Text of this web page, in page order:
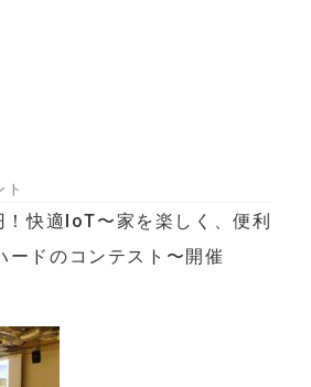
快適IoT〜家を楽しく、便利
ードのコンテスト〜開催
ト